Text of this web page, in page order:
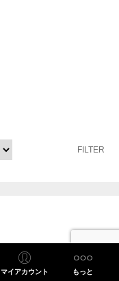
FILTER
マイアカウント もっと